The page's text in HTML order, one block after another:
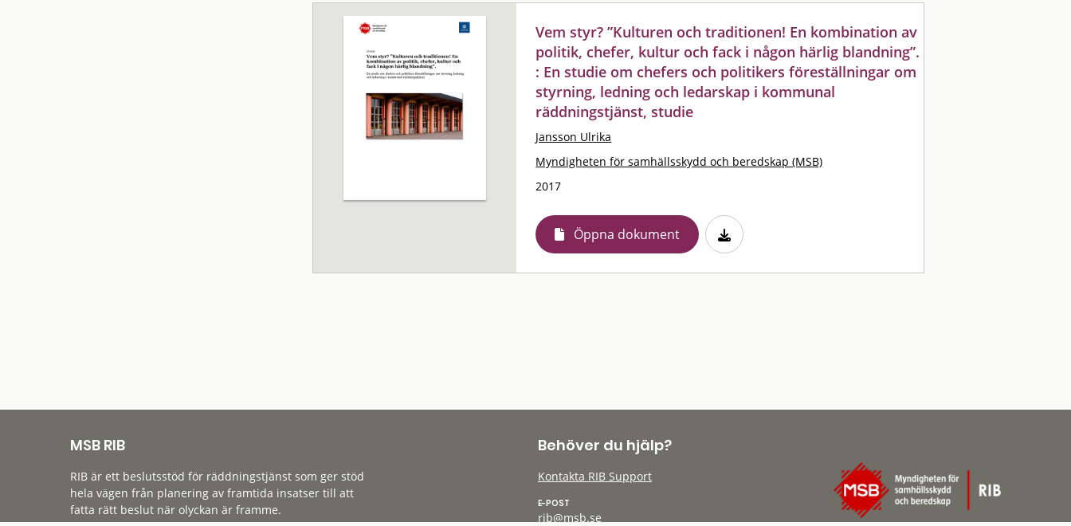
Vem styr? ”Kulturen och traditionen! En kombination av
politik, chefer, kultur och fack i någon härlig blandning”.
: En studie om chefers och politikers föreställningar om
styrning, ledning och ledarskap i kommunal
räddningstjänst, studie
Jansson Ulrika
Myndigheten för samhällsskydd och beredskap (MSB)
2017
Öppna dokument
MSB RIB
RIB är ett beslutsstöd för räddningstjänst som ger stöd
hela vägen från planering av framtida insatser till att
fatta rätt beslut när olyckan är framme.
Behöver du hjälp?
Kontakta RIB Support
E-POST
rib@msb.se